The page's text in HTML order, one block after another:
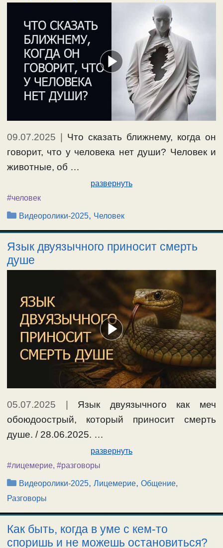
09.07.2025
Что сказать ближнему, когда он
говорит, что у человека нет души? Человек и
животные, об …
развернуть
#человек
Рубрики
Видеоролики-2025, Человек
Язык двуязычного приносит смерть
душе
05.07.2025
Язык двуязычного как меч
обоюдоострый, который приносит смерть
душе. / 28.06.2025. …
развернуть
#лицемерие, #разговоры
Рубрики
Видеоролики-2025,Лицемерие,Общение,
Разговоры
Как быть, когда в уме с кем-то
споришь и не можешь остановиться?